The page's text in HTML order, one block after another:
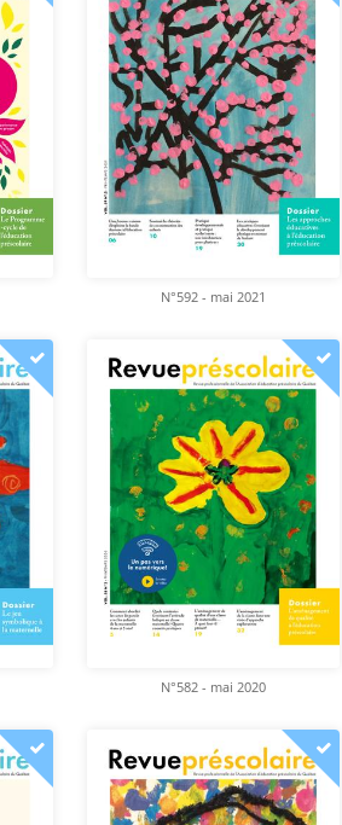
N°592 - mai 2021
N°582 - mai 2020